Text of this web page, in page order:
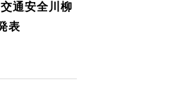
通安全川柳
表